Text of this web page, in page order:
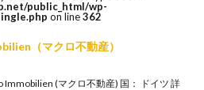
public_html/wp-
on line362
（マクロ不動産）
Immobilien (マクロ不動産) 国： ドイツ 詳